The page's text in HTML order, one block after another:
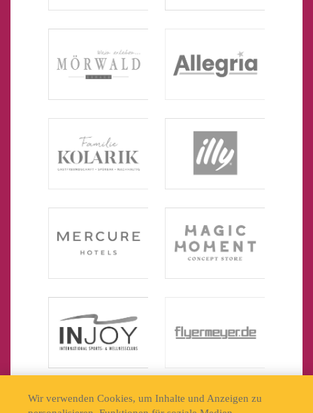
Wir verwenden Cookies, um Inhalte und Anzeigen zu